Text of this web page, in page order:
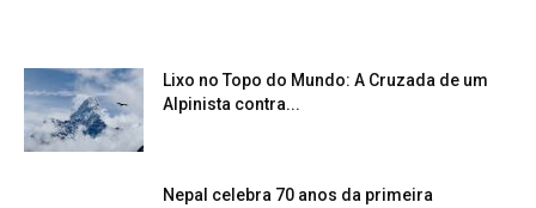
Lixo no Topo do Mundo: A Cruzada de um
Alpinista contra...
Nepal celebra 70 anos da primeira